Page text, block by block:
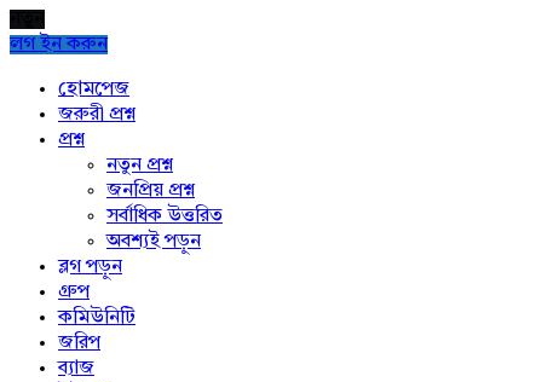
লগ ইন করুন
Exploreহোমপেজ
জরুরী প্রশ্ন
প্রশ্ন
নতুন প্রশ্ন
জনপ্রিয় প্রশ্ন
সর্বাধিক উত্তরিত
অবশ্যই পড়ুন
ব্লগ পড়ুন
গ্রুপ
কমিউনিটি
জরিপ
ব্যাজ